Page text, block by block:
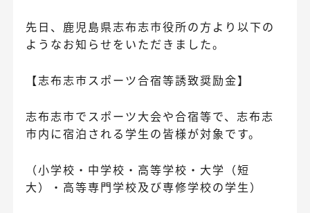
先日、鹿児島県志布志市役所の方より以下の
ようなお知らせをいただきました。
【志布志市スポーツ合宿等誘致奨励金】
志布志市でスポーツ大会や合宿等で、志布志
市内に宿泊される学生の皆様が対象です。
（小学校・中学校・高等学校・大学（短
大）・高等専門学校及び専修学校の学生）